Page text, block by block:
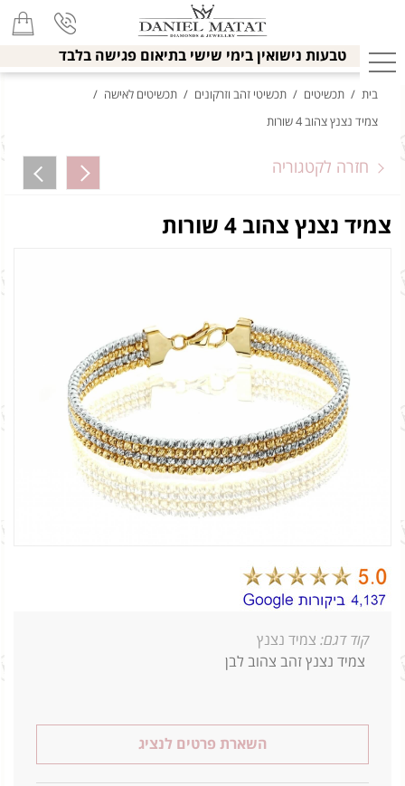
טבעות נישואין בימי שישי בתיאום פגישה בלבד
בית / תכשיטים / תכשיטי זהב וזרקונים / תכשיטים לאישה /
צמיד נצנץ צהוב 4 שורות
חזרה לקטגוריה
צמיד נצנץ צהוב 4 שורות
קוד דגם: צמיד נצנץ
צמיד נצנץ זהב צהוב לבן
השארת פרטים לנציג